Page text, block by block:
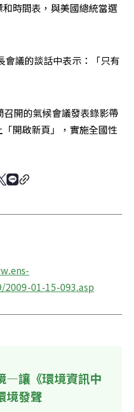
時間表，與美國總統當選
議的談話中表示：「只有
開的氣候會議發表錄影帶
開啟新頁」，實施全國性
01-15-093.asp
—讓《環境資訊中
境發聲